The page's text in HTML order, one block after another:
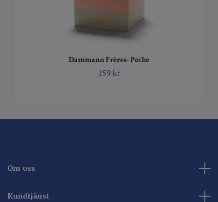
Dammann Frères- Peche
159 kr
Om oss
Kundtjänst